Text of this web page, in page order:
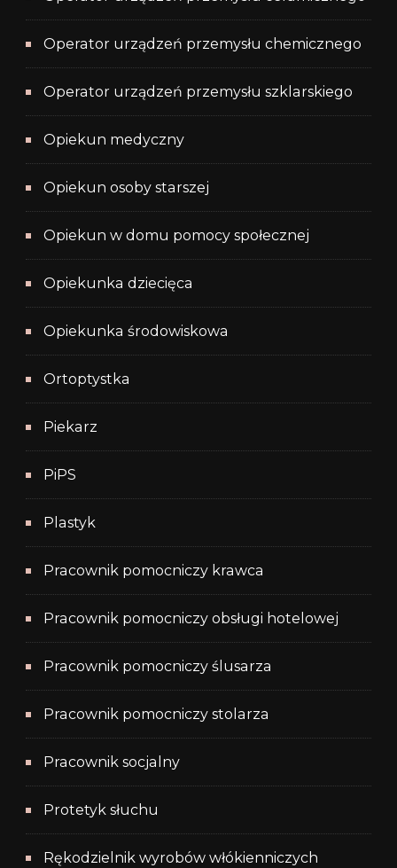
Operator urządzeń przemysłu chemicznego
Operator urządzeń przemysłu szklarskiego
Opiekun medyczny
Opiekun osoby starszej
Opiekun w domu pomocy społecznej
Opiekunka dziecięca
Opiekunka środowiskowa
Ortoptystka
Piekarz
PiPS
Plastyk
Pracownik pomocniczy krawca
Pracownik pomocniczy obsługi hotelowej
Pracownik pomocniczy ślusarza
Pracownik pomocniczy stolarza
Pracownik socjalny
Protetyk słuchu
Rękodzielnik wyrobów włókienniczych